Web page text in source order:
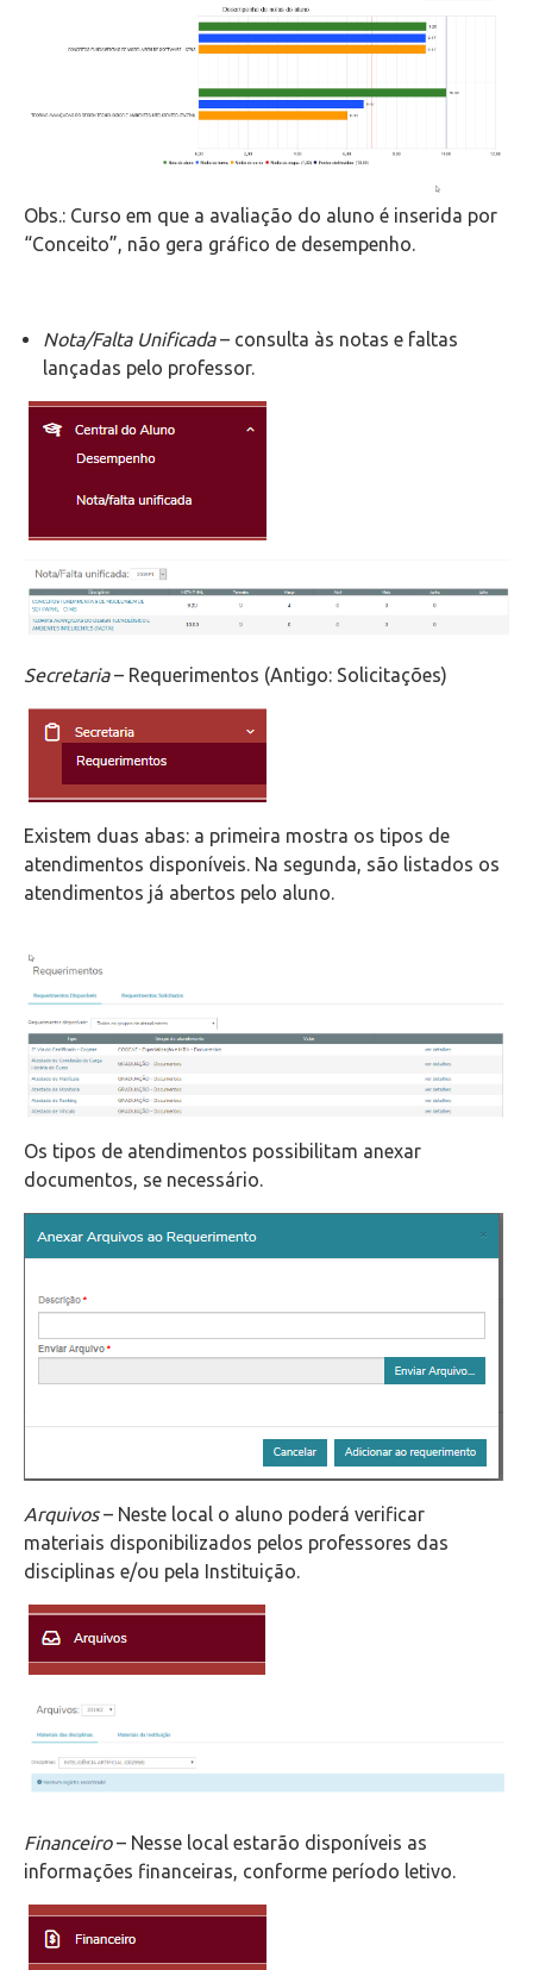
Obs.: Curso em que a avaliação do aluno é inserida por
“Conceito”, não gera gráfico de desempenho.
Nota/Falta Unificada– consulta às notas e faltas
lançadas pelo professor.
Secretaria– Requerimentos (Antigo: Solicitações)
Existem duas abas: a primeira mostra os tipos de
atendimentos disponíveis. Na segunda, são listados os
atendimentos já abertos pelo aluno.
Os tipos de atendimentos possibilitam anexar
documentos, se necessário.
Arquivos– Neste local o aluno poderá verificar
materiais disponibilizados pelos professores das
disciplinas e/ou pela Instituição.
Financeiro– Nesse local estarão disponíveis as
informações financeiras, conforme período letivo.